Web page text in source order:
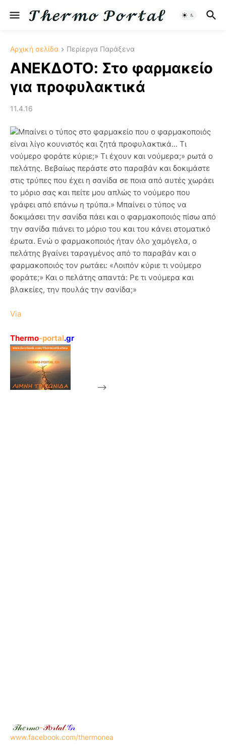
Αρχική σελίδα Περίεργα Παράξενα
ΑΝΕΚΔΟΤΟ: Στο φαρμακείο
για προφυλακτικά
11.4.16
Μπαίνει ο τύπος στο φαρμακείο που ο φαρμακοποιός
είναι λίγο κουνιστός και ζητά προφυλακτικά... Τι
νούμερο φοράτε κύριε;» Τι έχουν και νούμερα;» ρωτά ο
πελάτης. Βεβαίως περάστε στο παραβάν και δοκιμάστε
στις τρύπες που έχει η σανίδα σε ποια από αυτές χωράει
το μόριο σας και πείτε μου απλώς το νούμερο που
γράφει από επάνω η τρύπα.» Μπαίνει ο τύπος να
δοκιμάσει την σανίδα πάει και ο φαρμακοποιός πίσω από
την σανίδα πιάνει το μόριο του και του κάνει στοματικό
έρωτα. Ενώ ο φαρμακοποιός ήταν όλο χαμόγελα, ο
πελάτης βγαίνει ταραγμένος από το παραβάν και ο
φαρμακοποιός τον ρωτάει: «Λοιπόν κύριε τι νούμερο
φοράτε;» Και ο πελάτης απαντά: Ρε τι νούμερα και
βλακείες, την πουλάς την σανίδα;»
Via
Thermo-portal.gr
-->
𝒯𝒽𝑒𝓇𝓂𝑜-𝒫𝑜𝓇𝓉𝒶𝓁.𝒢𝓇
www.facebook.com/thermonea